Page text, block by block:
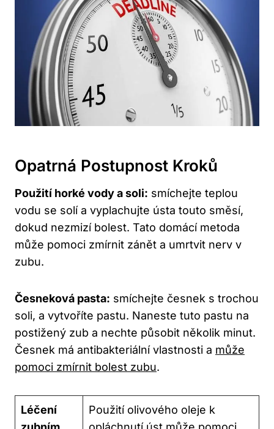
Opatrná Postupnost Kroků
Použití horké vody a soli: smíchejte teplou
vodu se solí a vyplachujte ústa touto směsí,
dokud nezmizí bolest. Tato domácí metoda
může pomoci zmírnit zánět a umrtvit nerv v
zubu.
Česneková pasta: smíchejte česnek s trochou
soli, a vytvoříte pastu. Naneste tuto pastu na
postižený zub a nechte působit několik minut.
Česnek má antibakteriální vlastnosti a může
pomoci zmírnit bolest zubu.
Léčení
Použití olivového oleje k